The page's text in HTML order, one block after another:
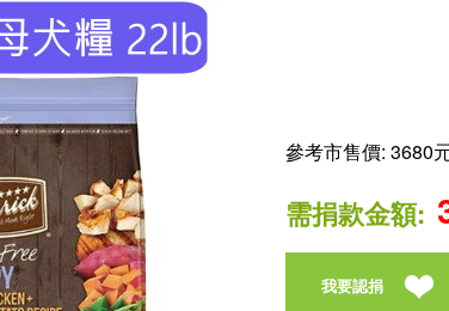
參考市售價: 3680
需捐款金額:
我要認捐